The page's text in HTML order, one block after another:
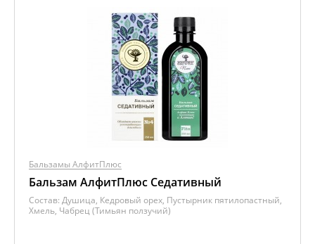
Бальзамы АлфитПлюс
Бальзам АлфитПлюс Седативный
Состав: Душица, Кедровый орех, Пустырник пятилопастный,
Хмель, Чабрец (Тимьян ползучий)